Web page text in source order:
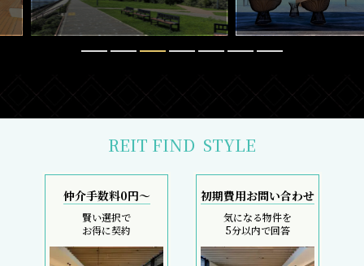
REIT FIND STYLE
仲介手数料0円～
賢い選択で
お得に契約
初期費用お問い合わせ
気になる物件を
5分以内で回答